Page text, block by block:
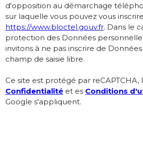
d'opposition au démarchage
sur laquelle vous pouvez vous
https://www.bloctel.gouv.fr. Dans le
protection des Données
invitons à ne pas inscrire de
champ de saisie libre.
Ce site est protégé par reCAPTCHA,
Confidentialité et es Conditions
Google s'appliquent.